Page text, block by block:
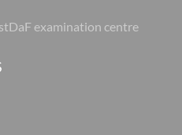
examination centre